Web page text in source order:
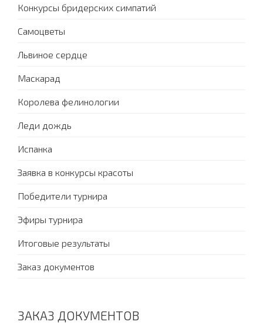
Конкурсы бридерских симпатий
Самоцветы
Львиное сердце
Маскарад
Королева фелинологии
Леди дождь
Испанка
Заявка в конкурсы красоты
Победители турнира
Эфиры турнира
Итоговые результаты
Заказ документов
ЗАКАЗ ДОКУМЕНТОВ